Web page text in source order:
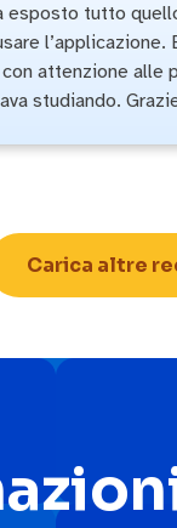
tutto
attenzione
studiando.
Carica altre